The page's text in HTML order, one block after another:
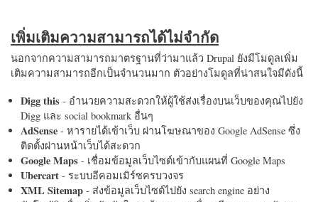
เพิ่มเติมความสามารถได้ไม่จำกัด
นอกจากความสามารถมาตรฐานที่ว่ามาแล้ว Drupal ยังมีโมดูลเพิ่ม
เติมความสามารถอีกเป็นจำนวนมาก ตัวอย่างโมดูลที่น่าสนใจมีดังนี้
Digg this - อำนวยความสะดวกให้ผู้ใช้ส่งเรื่องบนเว็บของคุณไปยัง
Digg และ social bookmark อื่นๆ
AdSense - หารายได้เข้าเว็บ ผ่านโฆษณาของ Google AdSense ซึ่ง
ติดตั้งผ่านหน้าเว็บได้สะดวก
Google Maps - เชื่อมข้อมูลเว็บไซต์เข้ากับแผนที่ Google Maps
Ubercart - ระบบอีคอมเมิร์ซครบวงจร
XML Sitemap - ส่งข้อมูลเว็บไซต์ไปยัง search engine อย่าง